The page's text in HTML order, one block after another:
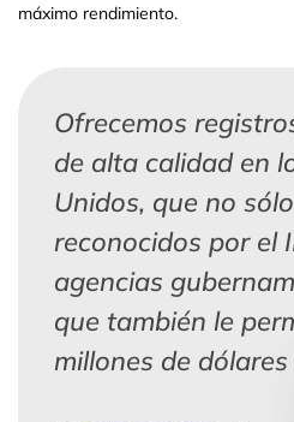
máximo rendimiento.
Ofrecemos
de alta calidad en
Unidos, que no
reconocidos por el
agencias
que también le
millones de